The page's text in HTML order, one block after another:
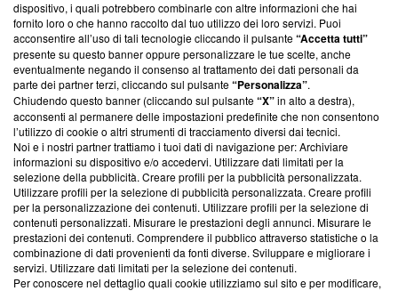
ancora membro del programma, ma ha richiesto di farne
parte; Trust Project non ha ancora effettuato una verifica di
conformità agli standard.
Su di noi
Team editoriale
Corporate
Redazione
Informativa Privacy
Cookie Policy
Blasting SA, IDI CHE-247.845.224, Via Carlo Frasca, 3 - 6900
dispositivo, i quali potrebbero combinarle con altre informazioni che hai
fornito loro o che hanno raccolto dal tuo utilizzo dei loro servizi. Puoi
acconsentire all’uso di tali tecnologie cliccando il pulsante“Accetta tutti”
presente su questo banner oppure personalizzare le tue scelte, anche
eventualmente negando il consenso al trattamento dei dati personali da
parte dei partner terzi, cliccando sul pulsante“Personalizza”.
Chiudendo questo banner (cliccando sul pulsante“X”in alto a destra),
acconsenti al permanere delle impostazioni predefinite che non consentono
l’utilizzo di cookie o altri strumenti di tracciamento diversi dai tecnici.
Noi e i nostri partner trattiamo i tuoi dati di navigazione per: Archiviare
informazioni su dispositivo e/o accedervi. Utilizzare dati limitati per la
selezione della pubblicità. Creare profili per la pubblicità personalizzata.
Utilizzare profili per la selezione di pubblicità personalizzata. Creare profili
per la personalizzazione dei contenuti. Utilizzare profili per la selezione di
contenuti personalizzati. Misurare le prestazioni degli annunci. Misurare le
prestazioni dei contenuti. Comprendere il pubblico attraverso statistiche o la
combinazione di dati provenienti da fonti diverse. Sviluppare e migliorare i
servizi. Utilizzare dati limitati per la selezione dei contenuti.
Per conoscere nel dettaglio quali cookie utilizziamo sul sito e per modificare,